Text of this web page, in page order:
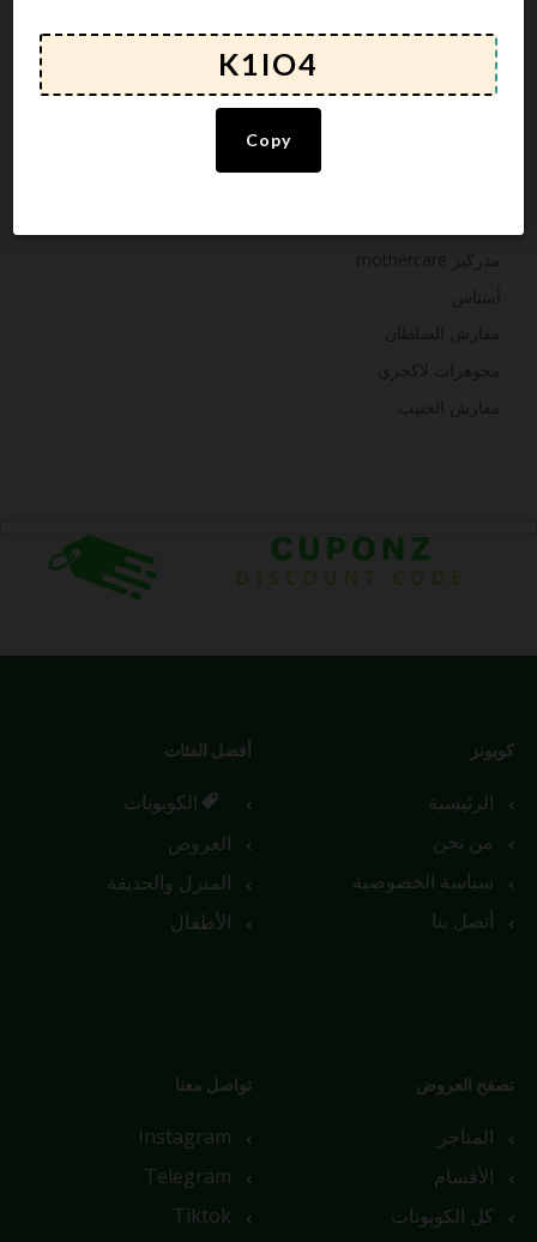
أوبرا فاشن opera fashion
مذركير mothercare
كوبونز
الرئيسية
من نحن
سياسة الخصوصية
أتصل بنا
أفضل الفئات
الكوبونات
العروض
المنزل والحديقة
الأطفال
تصفح العروض
المتاجر
الأقسام
كل الكوبونات
تواصل معنا
Instagram
Telegram
Tiktok
Copy